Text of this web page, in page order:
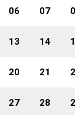
06 07
13 14
20 21
27 28